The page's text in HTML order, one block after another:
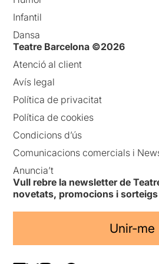
Infantil
Dansa
Teatre Barcelona ©2026
Atenció al client
Avís legal
Política de privacitat
Política de cookies
Condicions d’ús
Comunicacions comercials i
Anuncia’t
Vull rebre la newsletter de
novetats, promocions i sorteigs
Unir-me